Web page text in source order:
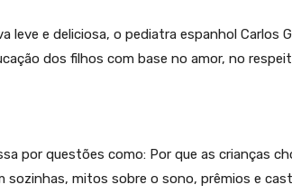
leve e deliciosa, o pediatra espanhol Carlos
dos filhos com base no amor, no
por questões como: Por que as crianças
sozinhas, mitos sobre o sono, prêmios e